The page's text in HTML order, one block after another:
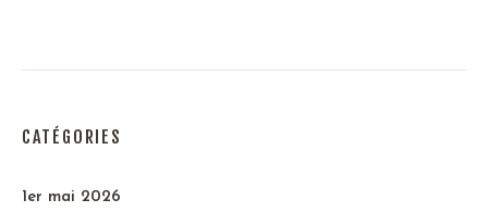
CATÉGORIES
1er mai 2026